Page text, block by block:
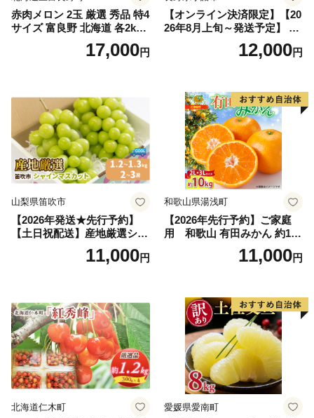
赤肉メロン 2玉 厳選 秀品 特4
サイズ 富良野 北海道 各2kg
～2.6kg 2玉 セット ファーム
富良野 メロン めろん 果物 く
17,000円
【オンライン決済限定】【20
26年8月上旬～発送予定】 先
行予約 「浅間水蜜桃プレミ
アム」 もも あかつき 秀品 約
果肉 長野県産 小諸市
12,000円
山梨県笛吹市
【2026年発送★先行予約】
【土日祝配送】産地厳選シャ
インマスカット1.2kg～1.3kg
（2房～3房）※沖縄・離島配
笛吹市 山梨県 フルーツ 果物
ぶどう 葡萄 大粒 シャインマ
スカット おすすめ シャイン
マスカット 贈答 ギフト 産地
笛吹市 シャインマスカット
笛吹 葡萄 国産 ぶどう 人気
国産 1.2kg 先行｜
11,000円
和歌山県湯浅町
【2026年先行予約】ご家庭
用 和歌山 有田みかん 約10k
g (2L、3Lサイズ)【湯浅町】
11,000円
北海道仁木町 愛媛県愛南町